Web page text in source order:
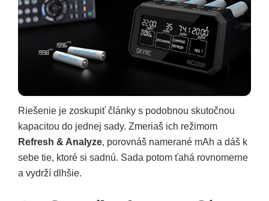
Riešenie je zoskupiť články s podobnou skutočnou
kapacitou do jednej sady. Zmeriaš ich režimom
Refresh & Analyze, porovnáš namerané mAh a dáš k
sebe tie, ktoré si sadnú. Sada potom ťahá rovnomerne
a vydrží dlhšie.